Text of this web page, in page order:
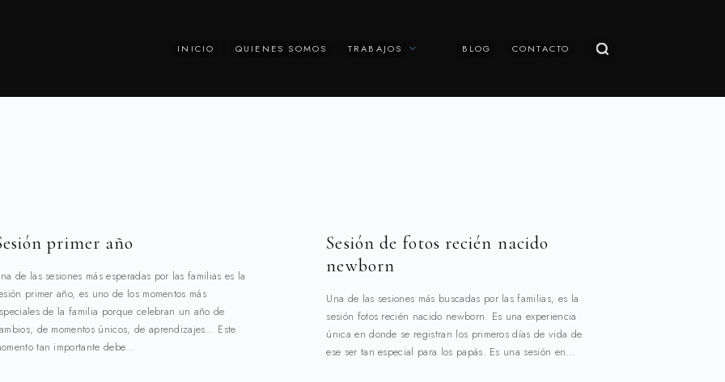
INICIO QUIENES SOMOS TRABAJOS BLOG CONTACTO
primer año
de las sesiones más esperadas por las familias es la
primer año, es uno de los momentos más
de la familia porque celebran un año de
de momentos únicos, de aprendizajes… Este
tan importante debe…
Sesión de fotos recién nacido
newborn
Una de las sesiones más buscadas por las familias, es la
sesión fotos recién nacido newborn. Es una experiencia
única en donde se registran los primeros días de vida de
ese ser tan especial para los papás. Es una sesión en…